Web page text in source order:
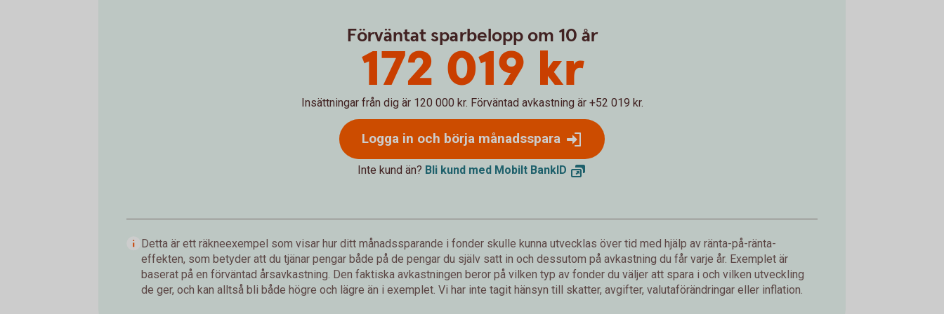
Förväntat sparbelopp om 10 år
172 019 kr
Insättningar från dig är 120 000 kr. Förväntad avkastning är +52 019 kr.
Logga in och börja månadsspara
Inte kund än? Bli kund med Mobilt BankID
Detta är ett räkneexempel som visar hur ditt månadssparande i fonder skulle kunna utvecklas över tid med hjälp av ränta-på-ränta-
effekten, som betyder att du tjänar pengar både på de pengar du själv satt in och dessutom på avkastning du får varje år. Exemplet är
baserat på en förväntad årsavkastning. Den faktiska avkastningen beror på vilken typ av fonder du väljer att spara i och vilken utveckling
de ger, och kan alltså bli både högre och lägre än i exemplet. Vi har inte tagit hänsyn till skatter, avgifter, valutaförändringar eller inflation.